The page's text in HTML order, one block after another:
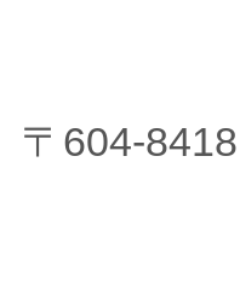
〒604-